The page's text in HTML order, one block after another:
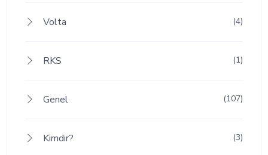
Volta (4)
RKS (1)
Genel (107)
Kimdir? (3)